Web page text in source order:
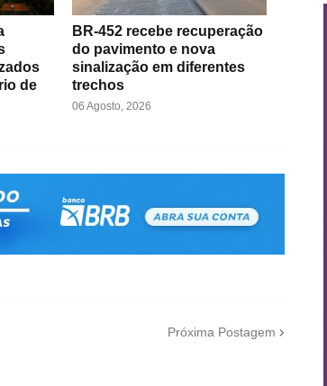
de
BR-452 recebe recuperação
do pavimento e nova
sinalização em diferentes
trechos
06 Agosto, 2026
Próxima Postagem